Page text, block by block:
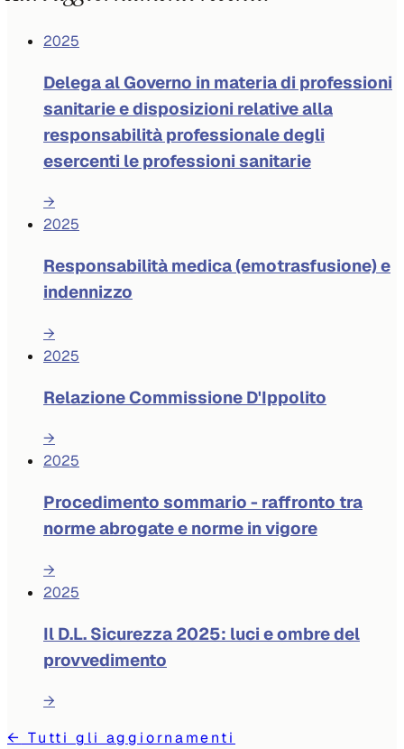
2025
Delega al Governo in materia di professioni
sanitarie e disposizioni relative alla
responsabilità professionale degli
esercenti le professioni sanitarie
→
2025
Responsabilità medica (emotrasfusione) e
indennizzo
→
2025
Relazione Commissione D'Ippolito
→
2025
Procedimento sommario - raffronto tra
norme abrogate e norme in vigore
→
2025
Il D.L. Sicurezza 2025: luci e ombre del
provvedimento
→
← Tutti gli aggiornamenti